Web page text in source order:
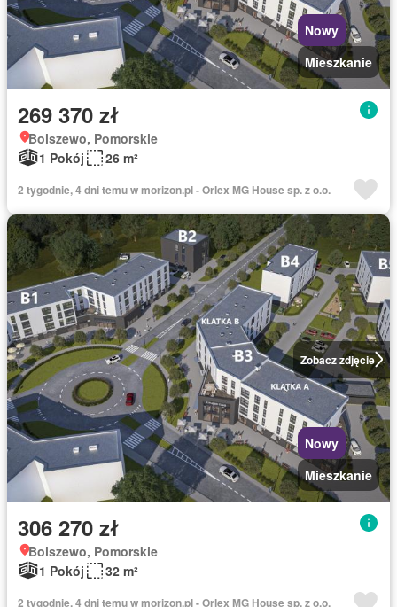
Nowy
Mieszkanie
269 370 zł
Bolszewo, Pomorskie
1 Pokój
26 m²
2 tygodnie, 4 dni temu w morizon.pl - Orlex MG House sp. z o.o.
Zobacz zdjęcie
Nowy
Mieszkanie
306 270 zł
Bolszewo, Pomorskie
1 Pokój
32 m²
2 tygodnie, 4 dni temu w morizon.pl - Orlex MG House sp. z o.o.